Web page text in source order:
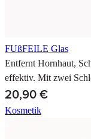
FUßFEILE Glas
Entfernt Hornhaut,
effektiv. Mit zwei
20,90 €
Kosmetik